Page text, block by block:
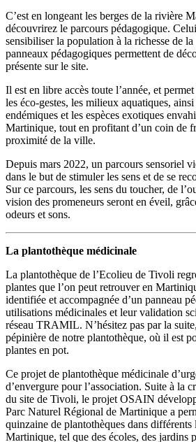
C’est en longeant les berges de la rivière
découvrirez le parcours pédagogique.
sensibiliser la population à la richesse de
panneaux pédagogiques permettent de
présente sur le site.
Il est en libre accès toute l’année, et
les éco-gestes, les milieux aquatiques, ainsi
endémiques et les espèces exotiques
Martinique, tout en profitant d’un coin de
proximité de la ville.
Depuis mars 2022, un parcours sensoriel
dans le but de stimuler les sens et de se
Sur ce parcours, les sens du toucher, de
vision des promeneurs seront en éveil,
odeurs et sons.
La plantothèque médicinale
La plantothèque de l’Ecolieu de Tivoli
plantes que l’on peut retrouver en
identifiée et accompagnée d’un panneau
utilisations médicinales et leur validation
réseau TRAMIL. N’hésitez pas par la
pépinière de notre plantothèque, où il est
plantes en pot.
Ce projet de plantothèque médicinale
d’envergure pour l’association. Suite à la
du site de Tivoli, le projet OSAIN
Parc Naturel Régional de Martinique a
quinzaine de plantothèques dans différents
Martinique, tel que des écoles, des jardins